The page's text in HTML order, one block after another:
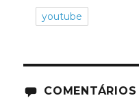
youtube
COMENTÁRIOS